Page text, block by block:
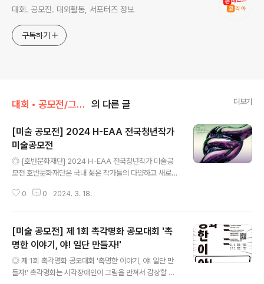
대회. 공모전. 대외활동, 서포터즈 정보
구독하기
대회 • 공모전/그림 • 미술 • 디자인 • 웹툰. 의 다른 글 더보기
[미술 공모전] 2024 H-EAA 전국청년작가
미술공모전
◎ [호반문화재단] 2024 H-EAA 전국청년작가 미술공
모전 호반문화재단은 국내 젊은 작가들의 다양하고 새로운
아가 국내 문화예술발전의 든든한 후원자가 되기 위한 취
전 1회 이상 개최자 ◎ 공모분야 1. 자유주제 2. 출품작 기
준 • 평면 50호~100호 • 입체 180×180×180cm 이내
• 전시 및 설치 가능한 작품 • 미디어 작품의 경우 구동 가
능한 하드웨어 일체 포함. • 출품작은 국내외 미수상작 ◎
공모기간 2024. 3. 18(월) ~ 4. 22.(월) ◎ 접수방법 재
0 0 2024. 3. 18.
[미술 공모전] 제 1회 촉각명화 공모대회 '촉
명한 이야기, 야! 일단 만들자!'
◎ 제 1회 촉각명화 공모대회 '촉명한 이야기, 야! 일단 만
들자!' 촉각명화는 시각장애인이 그림을 만져서 감상할 수